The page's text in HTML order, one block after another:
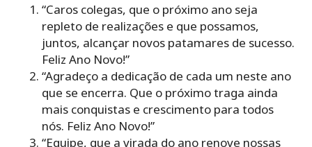
“Caros colegas, que o próximo ano seja
repleto de realizações e que possamos,
juntos, alcançar novos patamares de sucesso.
Feliz Ano Novo!”
“Agradeço a dedicação de cada um neste ano
que se encerra. Que o próximo traga ainda
mais conquistas e crescimento para todos
nós. Feliz Ano Novo!”
“Equipe, que a virada do ano renove nossas